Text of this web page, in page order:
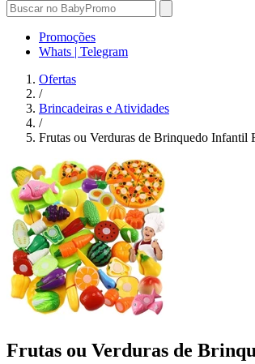
Promoções
Whats | Telegram
Ofertas
/
Brincadeiras e Atividades
/
Frutas ou Verduras de Brinquedo Infantil
Frutas ou Verduras de